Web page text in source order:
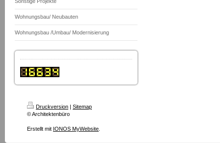
Wohnungsbau/ Neubauten
Wohnungsbau /Umbau/ Modernisierung
Druckversion | Sitemap
© Architektenbüro
Erstellt mit IONOS MyWebsite